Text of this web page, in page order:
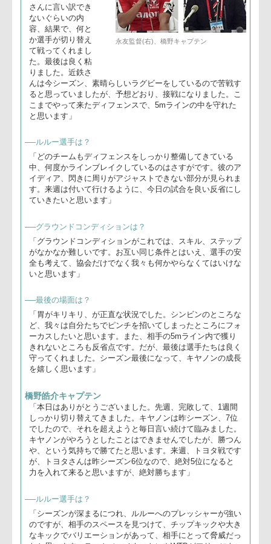
キヤノンイーグルス
永友洋司監督
「本日は関係者の
ございました。先
週、パナソニック
さんに言い訳でき
ないぐらいの内
容、結果で、何と
て戦ってくれまし
た。最後は良く粘
りました。近鉄さ
んは今シーズン、素晴らしいラグビーをしているので苦戦す
ると思っていましたが、予想どおり、接戦になりました。こ
こまでやって来たディフェンスで、5mラインの中を守れた
と思います」
──ルルー選手は？
「どのチームもディフェンスをしっかり整備してきている
中、何度かラインブレイクしているのはさすがです。彼のア
イディア、閃きに周りがアジャストできない部分が見られま
す。来週は付いて行けるように、今日の試合を良い反省にし
ていきたいと思います」
──グラウンドコンディションは？
「グラウンドコンディションがこれでは、スキル、ステップ
がなかなか難しいです。お互い同じ条件とはいえ、選手の安
全も考えて、協会だけでなく我々も何かやらなくてはいけな